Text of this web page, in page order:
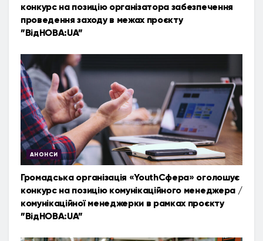
конкурс на позицію організатора забезпечення
проведення заходу в межах проєкту
”ВідНОВА:UA”
АНОНСИ
Громадська організація «YouthСфера» оголошує
конкурс на позицію комунікаційного менеджера /
комунікаційної менеджерки в рамках проєкту
”ВідНОВА:UA”